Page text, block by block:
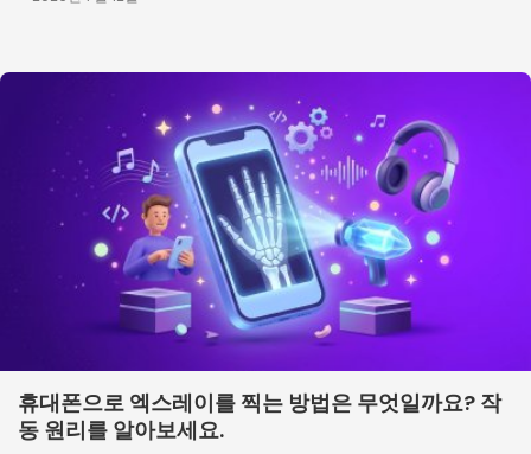
휴대폰으로 엑스레이를 찍는 방법은 무엇일까요? 작
동 원리를 알아보세요.